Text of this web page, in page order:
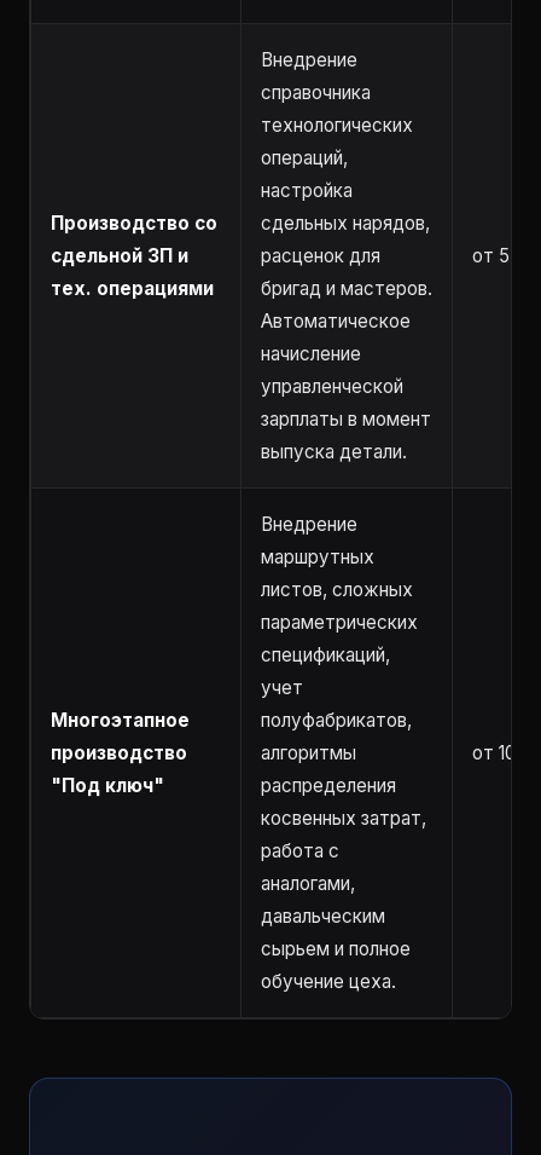
Производство со
сдельной ЗП и
тех. операциями
Внедрение
справочника
технологических
операций,
настройка
сдельных нарядов,
расценок для
бригад и мастеров.
Автоматическое
начисление
управленческой
зарплаты в момент
выпуска детали.
от 5
Многоэтапное
производство
"Под ключ"
Внедрение
маршрутных
листов, сложных
параметрических
спецификаций,
учет
полуфабрикатов,
алгоритмы
распределения
косвенных затрат,
работа с
аналогами,
давальческим
сырьем и полное
обучение цеха.
от 10